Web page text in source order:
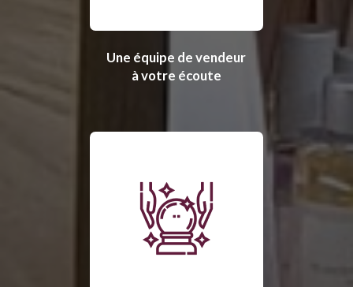
Une équipe de vendeur
à votre écoute